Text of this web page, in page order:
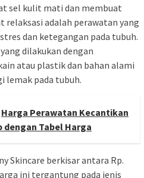
sel kulit mati dan membuat
adalah perawatan yang
dan ketegangan pada tubuh.
dilakukan dengan
atau plastik dan bahan alami
lemak pada tubuh.
Harga Perawatan Kecantikan
Tabel Harga
Skincare berkisar antara Rp.
ini tergantung pada jenis